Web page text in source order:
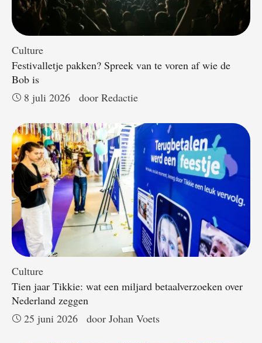
Culture
Festivalletje pakken? Spreek van te voren af wie de
Bob is
8 juli 2026
door Redactie
Culture
Tien jaar Tikkie: wat een miljard betaalverzoeken over
Nederland zeggen
25 juni 2026
door Johan Voets